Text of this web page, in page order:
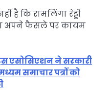
है कि रामलिंगा रेड्डी
अपने फैसले पर कायम
एसोसिएशन ने सरकारी
समाचार पत्रों को